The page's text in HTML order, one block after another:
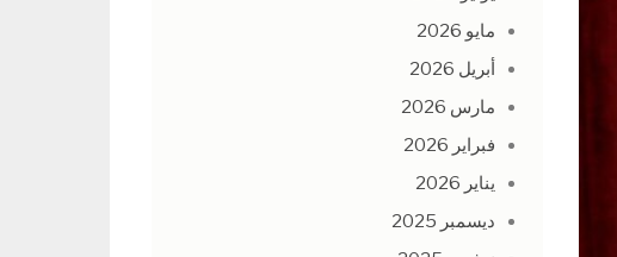
مايو 2026
أبريل 2026
مارس 2026
فبراير 2026
يناير 2026
ديسمبر 2025